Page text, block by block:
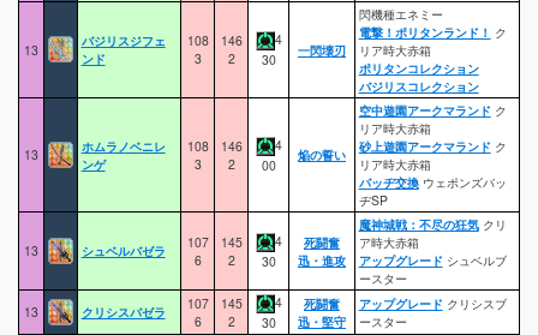
13
バジリスジフェ
ンド
108
3
146
2
4
30
一閃壊刃
閃機種エネミー
電撃！ポリタンランド！ ク
リア時大赤箱
ポリタンコレクション
バジリスコレクション
13
ホムラノベニレ
ンゲ
108
3
146
2
4
00
焔の誓い
空中遊園アークマランド ク
リア時大赤箱
砂上遊園アークマランド ク
リア時大赤箱
バッヂ交換ウェポンズバッ
ヂSP
13 シュベルバゼラ
107
6
145
2
4
30
死闘奮
迅・進攻
魔神城戦：不尽の狂気クリ
ア時大赤箱
アップグレード シュベルブ
ースター
13
クリシスバゼラ
107
6
145
2
4
30
死闘奮
迅・堅守
アップグレード クリシスブ
ースター